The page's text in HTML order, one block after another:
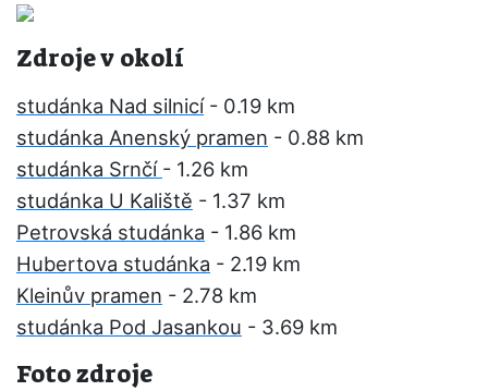
Zdroje v okolí
studánka Nad silnicí- 0.19 km
studánka Anenský pramen - 0.88 km
studánka Srnčí - 1.26 km
studánka U Kaliště - 1.37 km
Petrovská studánka - 1.86 km
Hubertova studánka - 2.19 km
Kleinův pramen - 2.78 km
studánka Pod Jasankou - 3.69 km
Foto zdroje